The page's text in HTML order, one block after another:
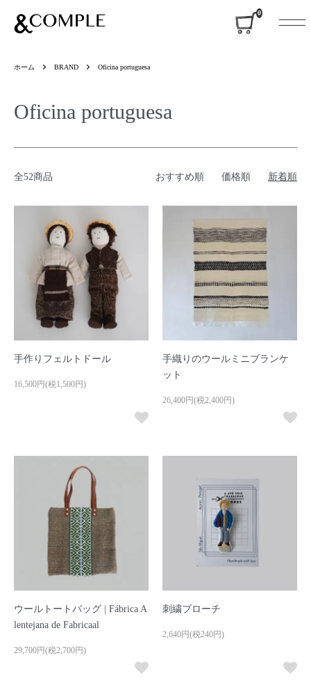
0
ホーム BRAND Oficina portuguesa
Oficina portuguesa
全52商品 おすすめ順 価格順 新着順
手作りフェルトドール
16,500円(税1,500円)
手織りのウールミニブランケ
ット
26,400円(税2,400円)
ウールトートバッグ | Fábrica A
lentejana de Fabricaal
29,700円(税2,700円)
刺繍ブローチ
2,640円(税240円)